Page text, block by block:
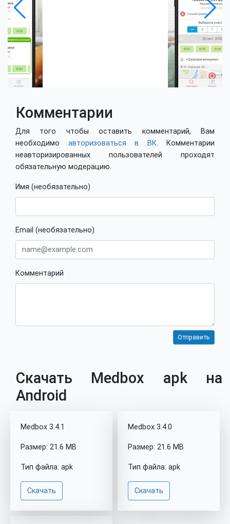
Комментарии
Для того чтобы оставить комментарий, Вам
необходимо авторизоваться в ВК. Комментарии
неавторизированных пользователей проходят
обязательную модерацию.
Имя (необязательно)
Email (необязательно)
Комментарий
Скачать Medbox apk на
Android
Medbox 3.4.1
Размер: 21.6 MB
Тип файла: apk
Скачать
Medbox 3.4.0
Размер: 21.6 MB
Тип файла: apk
Скачать